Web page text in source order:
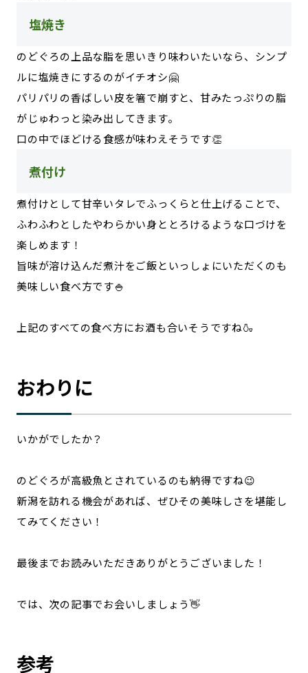
塩焼き
のどぐろの上品な脂を思いきり味わいたいなら、シンプ
ルに塩焼きにするのがイチオシ🤗
パリパリの香ばしい皮を箸で崩すと、甘みたっぷりの脂
がじゅわっと染み出してきます。
口の中でほどける食感が味わえそうです👏
煮付け
煮付けとして甘辛いタレでふっくらと仕上げることで、
ふわふわとしたやわらかい身ととろけるような口づけを
楽しめます！
旨味が溶け込んだ煮汁をご飯といっしょにいただくのも
美味しい食べ方です🍚
上記のすべての食べ方にお酒も合いそうですね🍶
おわりに
いかがでしたか？
のどぐろが高級魚とされているのも納得ですね😉
新潟を訪れる機会があれば、ぜひその美味しさを堪能し
てみてください！
最後までお読みいただきありがとうございました！
では、次の記事でお会いしましょう👋
参考